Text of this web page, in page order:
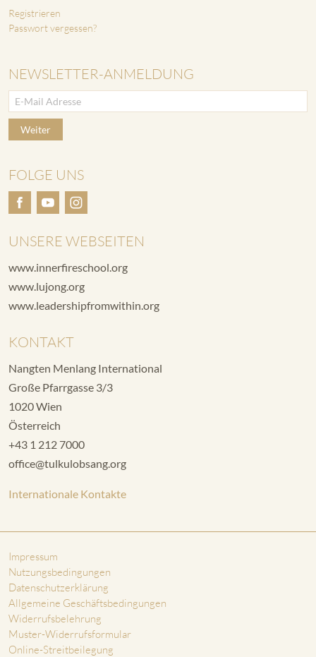
Registrieren
Passwort vergessen?
NEWSLETTER-ANMELDUNG
Weiter
FOLGE UNS
UNSERE WEBSEITEN
www.innerfireschool.org
www.lujong.org
www.leadershipfromwithin.org
KONTAKT
Nangten Menlang International
Große Pfarrgasse 3/3
1020 Wien
Österreich
+43 1 212 7000
office@tulkulobsang.org
Internationale Kontakte
Impressum
Nutzungsbedingungen
Datenschutzerklärung
Allgemeine Geschäftsbedingungen
Widerrufsbelehrung
Muster-Widerrufsformular
Online-Streitbeilegung